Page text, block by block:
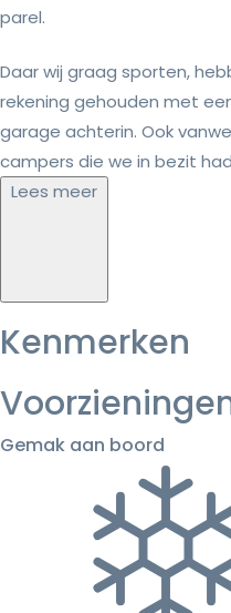
parel.
Daar wij graag sporten,
rekening gehouden met
garage achterin. Ook
campers die we in bezit
Lees meer
Kenmerken
Gemak aan boord